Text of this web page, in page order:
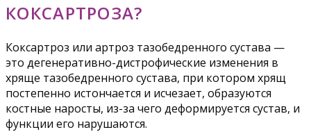
КОКСАРТРОЗА?
Коксартроз или артроз тазобедренного сустава —
это дегенеративно-дистрофические изменения в
хряще тазобедренного сустава, при котором хрящ
постепенно истончается и исчезает, образуются
костные наросты, из-за чего деформируется сустав, и
функции его нарушаются.